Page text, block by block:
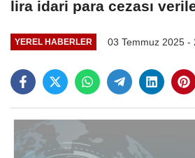
lira idari para cezası
YEREL HABERLER 03 Temmuz 2025 -